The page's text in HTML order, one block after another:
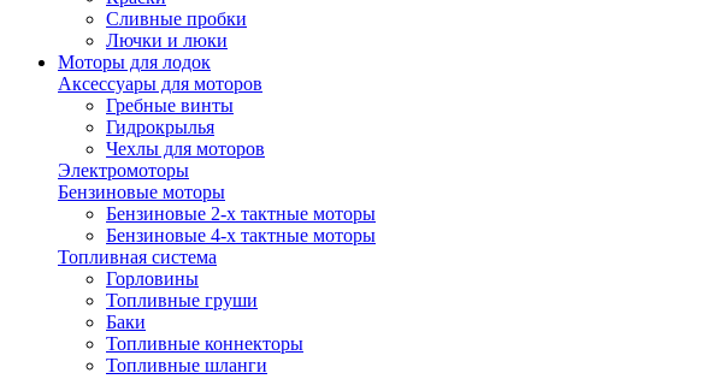
Сливные пробки
Лючки и люки
Моторы для лодок
Аксессуары для моторов
Гребные винты
Гидрокрылья
Чехлы для моторов
Электромоторы
Бензиновые моторы
Бензиновые 2-х тактные моторы
Бензиновые 4-х тактные моторы
Топливная система
Горловины
Топливные груши
Баки
Топливные коннекторы
Топливные шланги